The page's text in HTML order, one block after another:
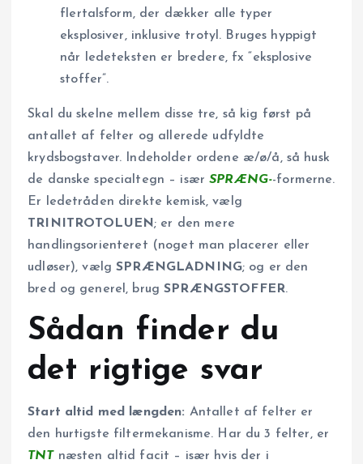
flertalsform, der dækker alle typer
eksplosiver, inklusive trotyl. Bruges hyppigt
når ledeteksten er bredere, fx “eksplosive
stoffer”.
Skal du skelne mellem disse tre, så kig først på
antallet af felter og allerede udfyldte
krydsbogstaver. Indeholder ordene æ/ø/å, så husk
de danske specialtegn – isærSPRÆNG--formerne.
Er ledetråden direkte kemisk, vælg
TRINITROTOLUEN; er den mere
handlingsorienteret (noget man placerer eller
udløser), vælgSPRÆNGLADNING; og er den
bred og generel, brugSPRÆNGSTOFFER.
Sådan finder du
det rigtige svar
Start altid med længden: Antallet af felter er
den hurtigste filtermekanisme. Har du 3 felter, er
TNTnæsten altid facit – især hvis der i